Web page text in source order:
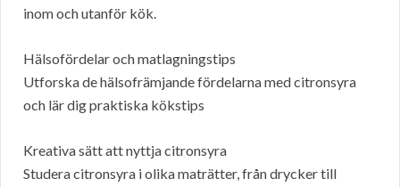
inom och utanför kök.
Hälsofördelar och matlagningstips
Utforska de hälsofrämjande fördelarna med citronsyra
och lär dig praktiska kökstips
Kreativa sätt att nyttja citronsyra
Studera citronsyra i olika maträtter, från drycker till